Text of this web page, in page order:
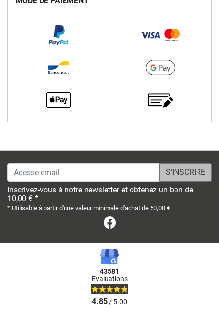
Adesse email
Inscrivez-vous à notre newsletter et obtenez un bon de
10,00 € *
* Utilisable à partir d'une valeur minimale d'achat de 50,00 €
43581
Evaluations
4.85/ 5.00